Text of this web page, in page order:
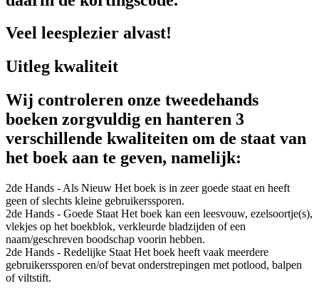
Veel leesplezier alvast!
Uitleg kwaliteit
Wij controleren onze tweedehands
boeken zorgvuldig en hanteren 3
verschillende kwaliteiten om de staat van
het boek aan te geven, namelijk:
2de Hands - Als Nieuw Het boek is in zeer goede staat en heeft
geen of slechts kleine gebruikerssporen.
2de Hands - Goede Staat Het boek kan een leesvouw, ezelsoortje(s),
vlekjes op het boekblok, verkleurde bladzijden of een
naam/geschreven boodschap voorin hebben.
2de Hands - Redelijke Staat Het boek heeft vaak meerdere
gebruikerssporen en/of bevat onderstrepingen met potlood, balpen
of viltstift.